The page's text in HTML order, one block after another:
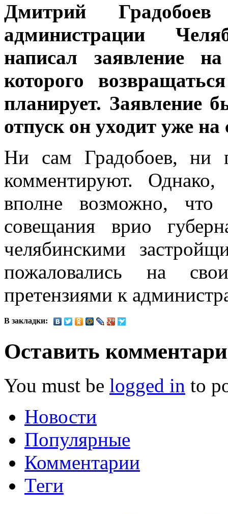
Дмитрий
администрации
написал заявление
которого
планирует. Заявление
отпуск он уходит уже
Ни сам Градобоев, ни
комментируют.
вполне возможно,
совещания врио
челябинскими
пожаловались на
претензиями к
В закладки:
Оставить
You must be logged in to
Новости
Популярные
Комментарии
Теги